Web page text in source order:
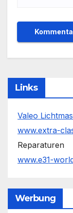
Links
Valeo
www.extra-
Reparaturen
www.e31-
Werbung